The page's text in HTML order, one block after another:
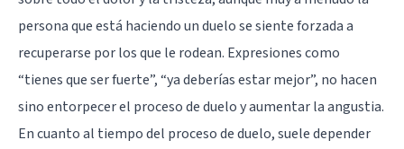
persona que está haciendo un duelo se siente forzada a
recuperarse por los que le rodean. Expresiones como
“tienes que ser fuerte”, “ya deberías estar mejor”, no hacen
sino entorpecer el proceso de duelo y aumentar la angustia.
En cuanto al tiempo del proceso de duelo, suele depender